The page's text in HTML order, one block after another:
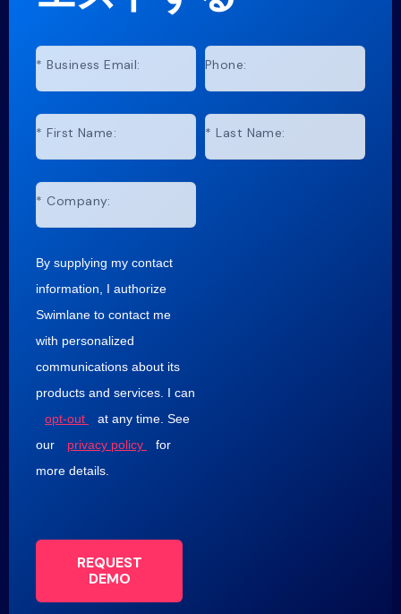
* Business Email: Phone:
* First Name: * Last Name:
* Company:
By supplying my contact
information, I authorize
Swimlane to contact me
with personalized
communications about its
products and services. I can
opt-out
at any time. See
our
privacy policy
for
more details.
REQUEST
DEMO